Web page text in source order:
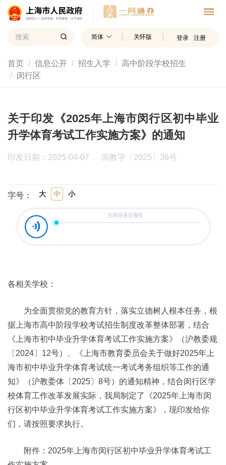
简体 关怀版 登录 注册
首页 信息公开 招生入学
高中阶段学校招生
闵行区
关于印发《2025年上海市闵行区初中毕业
升学体育考试工作实施方案》的通知
印发日期：2025-04-07 闵教字〔2025〕36号
字号： 大 中 小
各相关学校：
为全面贯彻党的教育方针，落实立德树人根本任务，根
据上海市高中阶段学校考试招生制度改革整体部署，结合
《上海市初中毕业升学体育考试工作实施方案》（沪教委规
〔2024〕12号）、《上海市教育委员会关于做好2025年上
海市初中毕业升学体育考试统一考试考务组织等工作的通
知》（沪教委体〔2025〕8号）的通知精神，结合闵行区学
校体育工作改革发展实际，我局制定了《2025年上海市闵
行区初中毕业升学体育考试工作实施方案》，现印发给你
们，请按照要求执行。
附件：2025年上海市闵行区初中毕业升学体育考试工